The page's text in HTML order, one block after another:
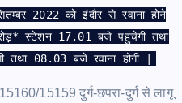
2022 को इंदौर से रवाना होने
रोड़* स्टेशन 17.01 बजे पहुंचेगी तथा
तथा 08.03 बजे रवाना होगी |
15159 दुर्ग-छपरा-दुर्ग से लागू